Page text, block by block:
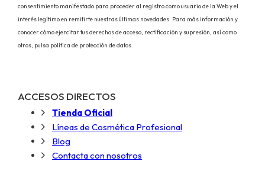
consentimiento manifestado para proceder al registro como usuario de la Web y el
interés legítimo en remitirte nuestras últimas novedades. Para más información y
conocer cómo ejercitar tus derechos de acceso, rectificación y supresión, así como
otros, pulsa política de protección de datos.
ACCESOS DIRECTOS
Tienda Oficial
Líneas de Cosmética Profesional
Blog
Contacta con nosotros